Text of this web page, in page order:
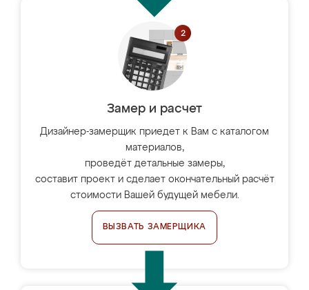
Замер и расчет
Дизайнер-замерщик приедет к Вам с каталогом
материалов,
проведёт детальные замеры,
составит проект и сделает окончательный расчёт
стоимости Вашей будущей мебели.
ВЫЗВАТЬ ЗАМЕРЩИКА